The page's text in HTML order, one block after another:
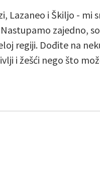
Lazaneo i Škiljo -
zajedno,
regiji. Dođite na
i žešći nego što